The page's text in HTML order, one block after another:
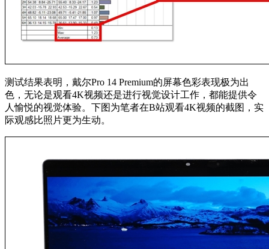
测试结果表明，戴尔Pro 14 Premium的屏幕色彩表现极为出
色，无论是观看4K视频还是进行视觉设计工作，都能提供令
人愉悦的视觉体验。下图为笔者在B站观看4K视频的截图，实
际观感比照片更为生动。